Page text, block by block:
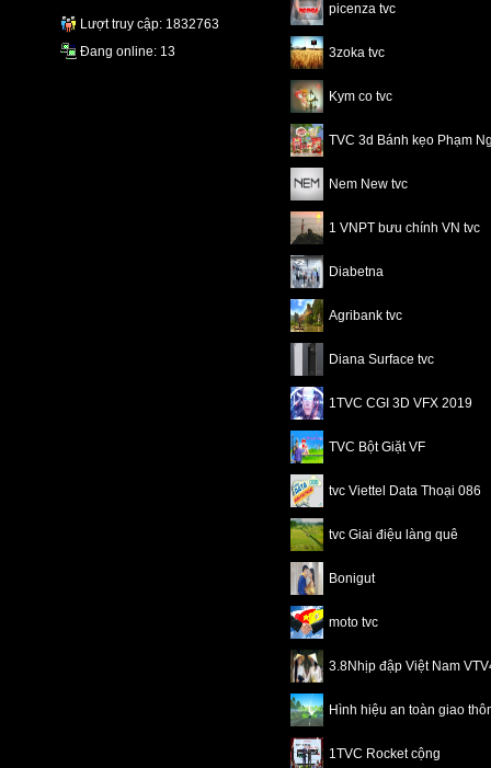
Lượt truy cập: 1832763
Đang online: 13
picenza tvc
3zoka tvc
Kym co tvc
TVC 3d Bánh kẹo Phạm
Nem New tvc
1 VNPT bưu chính VN tvc
Diabetna
Agribank tvc
Diana Surface tvc
1TVC CGI 3D VFX 2019
TVC Bột Giặt VF
tvc Viettel Data Thoại 086
tvc Giai điệu làng quê
Bonigut
moto tvc
3.8Nhịp đập Việt Nam
Hình hiệu an toàn giao
1TVC Rocket cộng